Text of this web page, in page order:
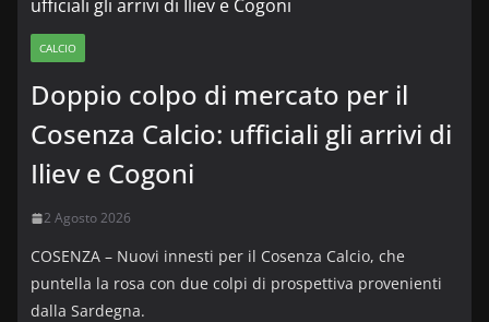
CALCIO
Doppio colpo di mercato per il
Cosenza Calcio: ufficiali gli arrivi di
Iliev e Cogoni
2 Agosto 2026
COSENZA – Nuovi innesti per il Cosenza Calcio, che
puntella la rosa con due colpi di prospettiva provenienti
dalla Sardegna.